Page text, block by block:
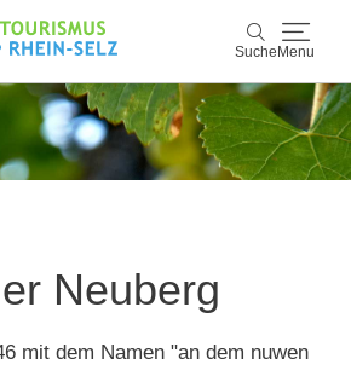
Suche Menu
Suche
Rhein-Selz
Neuberg
mit dem Namen "an dem nuwen